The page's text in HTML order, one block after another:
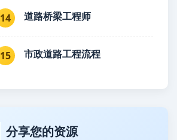
14 道路桥梁工程师
15 市政道路工程流程
分享您的资源